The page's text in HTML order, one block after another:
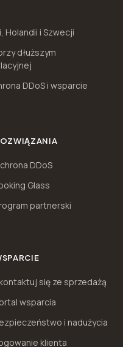
Holandii i Szwecji
dłuższym
DDoS i wsparcie
DDoS
Glass
partnerski
się ze sprzedażą
wsparcia
i nadużycia
klienta